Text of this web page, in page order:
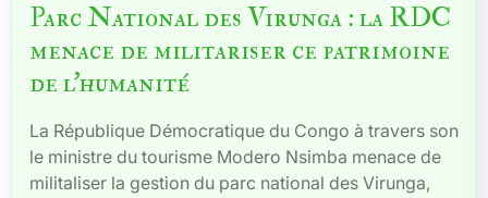
Parc National des Virunga : la RDC
menace de militariser ce patrimoine
de l’humanité
La République Démocratique du Congo à travers son
le ministre du tourisme Modero Nsimba menace de
militaliser la gestion du parc national des Virunga,